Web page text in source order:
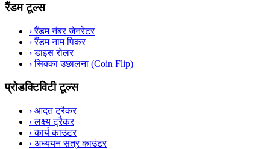
रैंडम टूल्स
›रैंडम नंबर जेनरेटर
›रैंडम नाम पिकर
›डाइस रोलर
›सिक्का उछालना (Coin Flip)
प्रोडक्टिविटी टूल्स
› आदत ट्रैकर
›लक्ष्य ट्रैकर
›कार्य काउंटर
› अध्ययन सत्र काउंटर